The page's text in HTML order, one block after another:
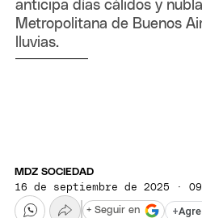
anticipa días cálidos y
Metropolitana de Buenos
lluvias.
MDZ SOCIEDAD
16 de septiembre de 2025 ·
+
+ Seguir en